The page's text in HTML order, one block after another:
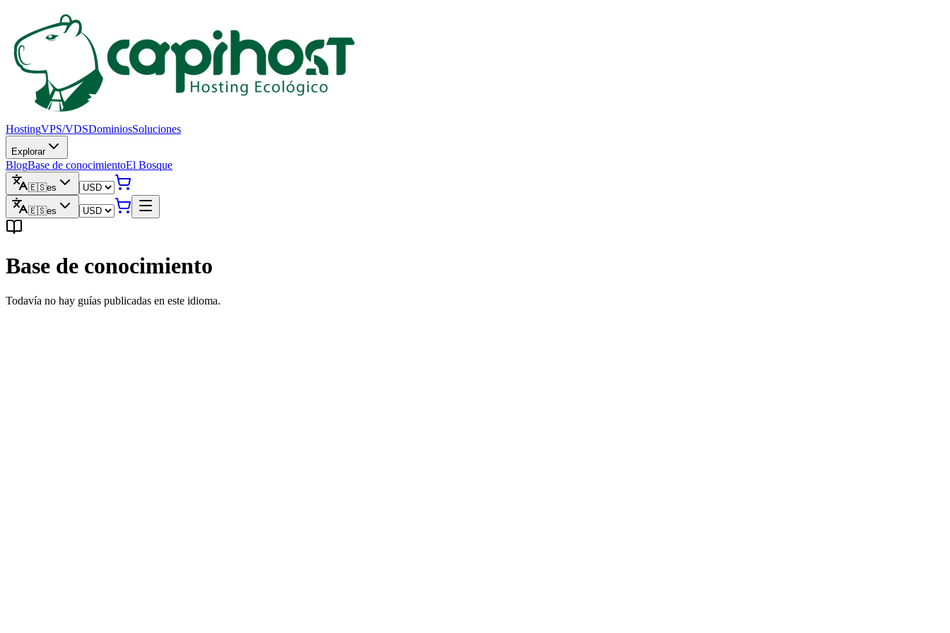
HostingVPS/VDSDominiosSoluciones
Explorar
BlogBase de conocimientoEl Bosque
🇪🇸es
🇪🇸es
Base de conocimiento
Todavía no hay guías publicadas en este idioma.